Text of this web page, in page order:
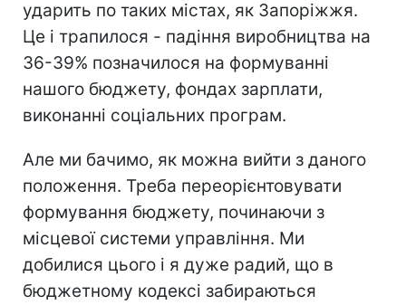
ударить по таких містах, як Запоріжжя.
Це і трапилося - падіння виробництва на
36-39% позначилося на формуванні
нашого бюджету, фондах зарплати,
виконанні соціальних програм.
Але ми бачимо, як можна вийти з даного
положення. Треба переорієнтовувати
формування бюджету, починаючи з
місцевої системи управління. Ми
добилися цього і я дуже радий, що в
бюджетному кодексі забираються